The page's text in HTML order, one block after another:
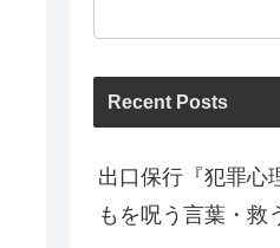
Recent Posts
出口保行『犯罪心
もを呪う言葉・救